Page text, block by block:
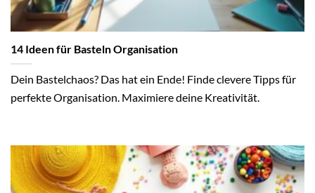
14 Ideen für Basteln Organisation
Dein Bastelchaos? Das hat ein Ende! Finde clevere Tipps für
perfekte Organisation. Maximiere deine Kreativität.